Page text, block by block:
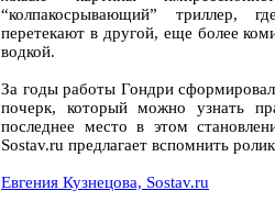
“колпакосрывающий” триллер,
перетекают в другой, еще более
водкой.
За годы работы Гондри
почерк, который можно узнать
последнее место в этом
Sostav.ru предлагает вспомнить
Евгения Кузнецова, Sostav.ru